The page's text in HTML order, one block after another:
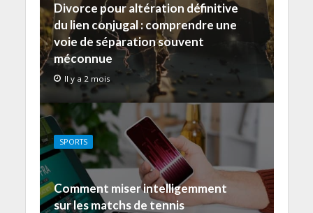
Divorce pour altération définitive
du lien conjugal : comprendre une
voie de séparation souvent
méconnue
Il y a 2 mois
SPORTS
Comment miser intelligemment
sur les matchs de tennis